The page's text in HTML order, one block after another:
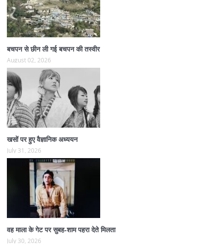
बचपन से छीन ली गई बचपन की तस्वीर
August 02, 2026
खसों पर हुए वैज्ञानिक अध्ययन
July 31, 2026
वह माला के गेट पर सुबह-शाम पहरा देते मिलता
July 30, 2026